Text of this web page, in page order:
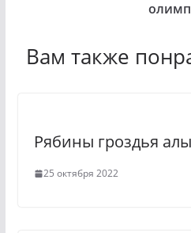
s
k
i
r
Вам также
Рябины гроздья
25 октября 2022